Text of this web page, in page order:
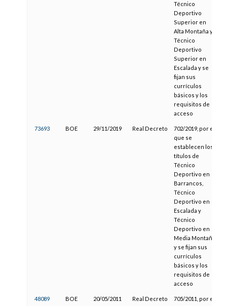
Técnico
Deportivo
Superior en
Alta Montaña y
Técnico
Deportivo
Superior en
Escalada y se
fijan sus
currículos
básicos y los
requisitos de
acceso
73693 BOE 29/11/2019 Real Decreto
702/2019, por el
que se
establecen los
títulos de
Técnico
Deportivo en
Barrancos,
Técnico
Deportivo en
Escalada y
Técnico
Deportivo en
Media Montaña
y se fijan sus
currículos
básicos y los
requisitos de
acceso
48089 BOE 20/05/2011 Real Decreto
705/2011, por el